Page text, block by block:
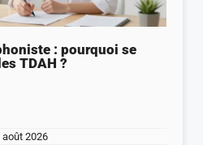
: pourquoi se
TDAH ?
août 2026